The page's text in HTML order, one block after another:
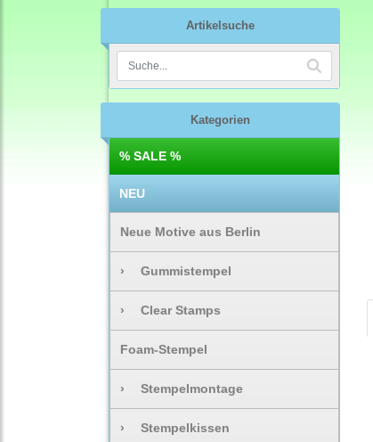
Artikelsuche
Kategorien
% SALE %
NEU
Neue Motive aus Berlin
› Gummistempel
› Clear Stamps
Foam-Stempel
› Stempelmontage
› Stempelkissen